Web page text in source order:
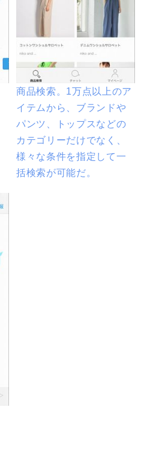
商品検索。1万点以上のア
イテムから、ブランドや
パンツ、トップスなどの
カテゴリーだけでなく、
様々な条件を指定して一
括検索が可能だ。